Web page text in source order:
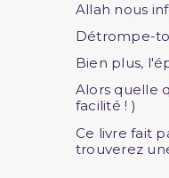
Allah nous
Détrompe-
Bien plus,
Alors quelle
facilité ! )
Ce livre fait
trouverez